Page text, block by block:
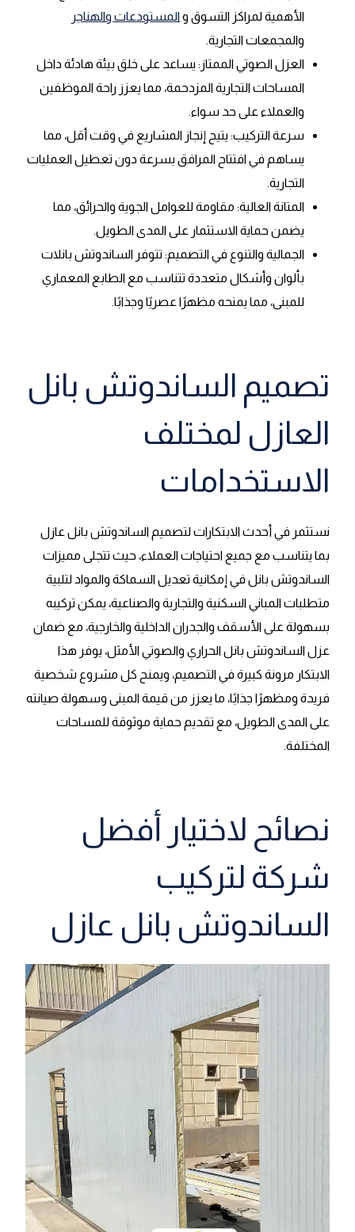
الأهمية لمراكز التسوق والمستودعات والهناجر
والمجمعات التجارية.
العزل الصوتي الممتاز: يساعد على خلق بيئة هادئة داخل
المساحات التجارية المزدحمة، مما يعزز راحة الموظفين
والعملاء على حد سواء.
سرعة التركيب: يتيح إنجاز المشاريع في وقت أقل، مما
يساهم في افتتاح المرافق بسرعة دون تعطيل العمليات
التجارية.
المتانة العالية: مقاومة للعوامل الجوية والحرائق، مما
يضمن حماية الاستثمار على المدى الطويل.
الجمالية والتنوع في التصميم: تتوفر الساندوتش بانلات
بألوان وأشكال متعددة تتناسب مع الطابع المعماري
للمبنى، مما يمنحه مظهرًا عصريًا وجذابًا.
تصميم الساندوتش بانل
العازل لمختلف
الاستخدامات
نستثمر في أحدث الابتكارات لتصميم الساندوتش بانل عازل
بما يتناسب مع جميع احتياجات العملاء، حيث تتجلى مميزات
الساندوتش بانل في إمكانية تعديل السماكة والمواد لتلبية
متطلبات المباني السكنية والتجارية والصناعية، يمكن تركيبه
بسهولة على الأسقف والجدران الداخلية والخارجية، مع ضمان
عزل الساندوتش بانل الحراري والصوتي الأمثل، يوفر هذا
الابتكار مرونة كبيرة في التصميم، ويمنح كل مشروع شخصية
فريدة ومظهرًا جذابًا، ما يعزز من قيمة المبنى وسهولة صيانته
على المدى الطويل، مع تقديم حماية موثوقة للمساحات
المختلفة.
نصائح لاختيار أفضل
شركة لتركيب
الساندوتش بانل عازل